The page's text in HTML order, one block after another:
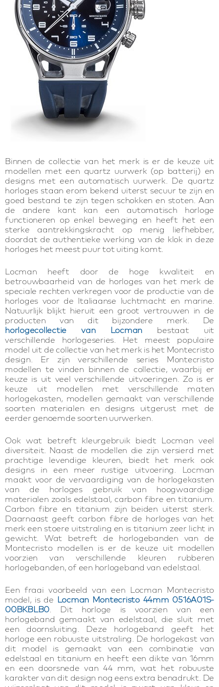
Binnen de collectie van het merk is er de keuze uit
modellen met een quartz uurwerk (op batterij) en
designs met een automatisch uurwerk. De quartz
horloges staan erom bekend uiterst secuur te zijn en
goed bestand te zijn tegen schokken en stoten. Aan
de andere kant kan een automatisch horloge
functioneren op enkel beweging en heeft het een
sterke aantrekkingskracht op menig liefhebber,
doordat de authentieke werking van de klok in deze
horloges het meest puur tot uiting komt.
Locman heeft door de hoge kwaliteit en
betrouwbaarheid van de horloges van het merk de
speciale rechten verkregen voor de productie van de
horloges voor de Italiaanse luchtmacht en marine.
Natuurlijk blijkt hieruit een groot vertrouwen in de
producten van dit bijzondere merk. De
horlogecollectie van Locman bestaat uit
verschillende horlogeseries. Het meest populaire
model uit de collectie van het merk is het Montecristo
design. Er zijn verschillende series Montecristo
modellen te vinden binnen de collectie, waarbij er
keuze is uit veel verschillende uitvoeringen. Zo is er
keuze uit modellen met verschillende maten
horlogekasten, modellen gemaakt van verschillende
soorten materialen en designs uitgerust met de
eerder genoemde soorten uurwerken.
Ook wat betreft kleurgebruik biedt Locman veel
diversiteit. Naast de modellen die zijn versierd met
prachtige levendige kleuren, biedt het merk ook
designs in een meer rustige uitvoering. Locman
maakt voor de vervaardiging van de horlogekasten
van de horloges gebruik van hoogwaardige
materialen zoals edelstaal, carbon fibre en titanium.
Carbon fibre en titanium zijn beiden uiterst sterk.
Daarnaast geeft carbon fibre de horloges van het
merk een stoere uitstraling en is titanium zeer licht in
gewicht. Wat betreft de horlogebanden van de
Montecristo modellen is er de keuze uit modellen
voorzien van verschillende kleuren rubberen
horlogebanden, of een horlogeband van edelstaal.
Een fraai voorbeeld van een Locman Montecristo
model, is de Locman Montecristo 44mm 0516A01S-
00BKBLB0 . Dit horloge is voorzien van een
horlogeband gemaakt van edelstaal, die sluit met
een doornsluiting. Deze horlogeband geeft het
horloge een robuuste uitstraling. De horlogekast van
dit model is gemaakt van een combinatie van
edelstaal en titanium en heeft een dikte van 16mm
en een doorsnede van 44 mm, wat het robuuste
karakter van dit design nog eens extra benadrukt. De